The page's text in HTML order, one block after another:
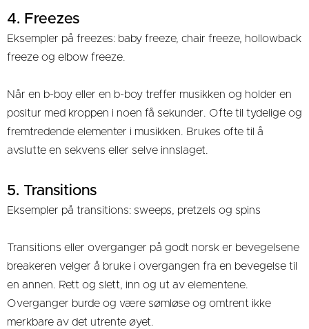
4. Freezes
Eksempler på freezes: baby freeze, chair freeze, hollowback
freeze og elbow freeze.
Når en b-boy eller en b-boy treffer musikken og holder en
positur med kroppen i noen få sekunder. Ofte til tydelige og
fremtredende elementer i musikken. Brukes ofte til å
avslutte en sekvens eller selve innslaget.
5. Transitions
Eksempler på transitions: sweeps, pretzels og spins
Transitions eller overganger på godt norsk er bevegelsene
breakeren velger å bruke i overgangen fra en bevegelse til
en annen. Rett og slett, inn og ut av elementene.
Overganger burde og være sømløse og omtrent ikke
merkbare av det utrente øyet.